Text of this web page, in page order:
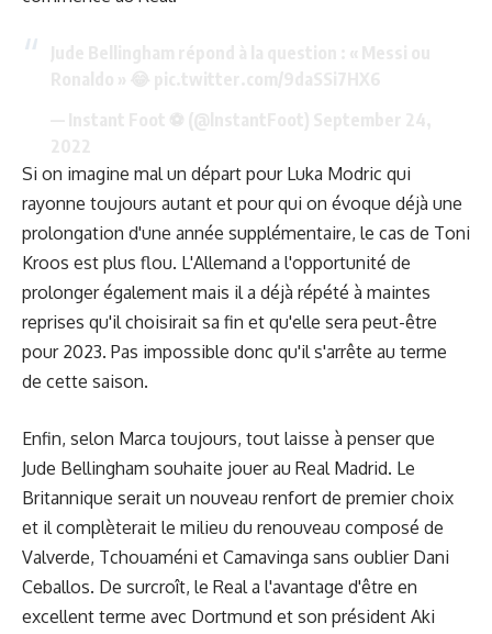
Si on imagine mal un départ pour Luka Modric qui
rayonne toujours autant et pour qui on évoque déjà une
prolongation d'une année supplémentaire, le cas de Toni
Kroos est plus flou. L'Allemand a l'opportunité de
prolonger également mais il a déjà répété à maintes
reprises qu'il choisirait sa fin et qu'elle sera peut-être
pour 2023. Pas impossible donc qu'il s'arrête au terme
de cette saison.
Enfin, selon Marca toujours, tout laisse à penser que
Jude Bellingham souhaite jouer au Real Madrid. Le
Britannique serait un nouveau renfort de premier choix
et il complèterait le milieu du renouveau composé de
Valverde, Tchouaméni et Camavinga sans oublier Dani
Ceballos. De surcroît, le Real a l'avantage d'être en
excellent terme avec Dortmund et son président Aki